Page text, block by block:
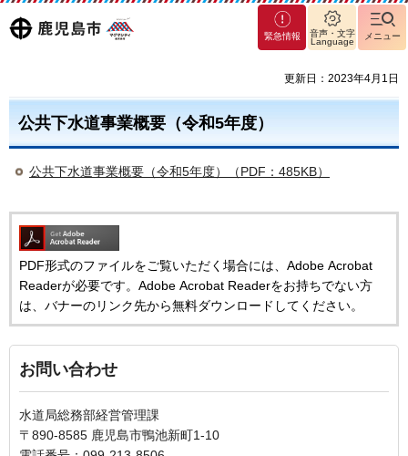
鹿児島
マグ
マシ
島市
緊急情報
音声・文字
Language
メニュー
更新日：2023年4月1日
公共下水道事業概要（令和5年度）
公共下水道事業概要（令和5年度）（PDF：485KB）
PDF形式のファイルをご覧いただく場合には、Adobe Acrobat
Readerが必要です。Adobe Acrobat Readerをお持ちでない方
は、バナーのリンク先から無料ダウンロードしてください。
お問い合わせ
水道局総務部経営管理課
〒890-8585 鹿児島市鴨池新町1-10